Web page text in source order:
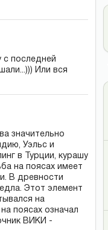
с последней
Или вся
значительно
Уэльс и
в Турции, курашу
на поясах имеет
В древности
Этот элемент
на
поясах означал
ВИКИ -